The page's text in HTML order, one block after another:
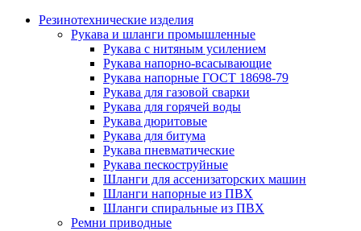
Резинотехнические изделия
Рукава и шланги промышленные
Рукава с нитяным усилением
Рукава напорно-всасывающие
Рукава напорные ГОСТ 18698-79
Рукава для газовой сварки
Рукава для горячей воды
Рукава дюритовые
Рукава для битума
Рукава пневматические
Рукава пескоструйные
Шланги для ассенизаторских машин
Шланги напорные из ПВХ
Шланги спиральные из ПВХ
Ремни приводные